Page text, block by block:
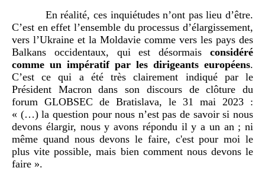
En réalité, ces inquiétudes n’ont pas lieu d’être.
C’est en effet l’ensemble du processus d’élargissement,
vers l’Ukraine et la Moldavie comme vers les pays des
Balkans occidentaux, qui est désormais considéré
comme un impératif par les dirigeants européens.
C’est ce qui a été très clairement indiqué par le
Président Macron dans son discours de clôture du
forum GLOBSEC de Bratislava, le 31 mai 2023 :
« (…) la question pour nous n’est pas de savoir si nous
devons élargir, nous y avons répondu il y a un an ; ni
même quand nous devons le faire, c'est pour moi le
plus vite possible, mais bien comment nous devons le
faire ».